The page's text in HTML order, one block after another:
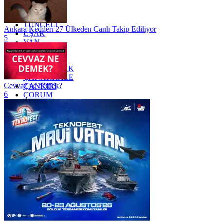
TOKAT
TRABZON
TUNCELİ
UŞAK
VAN
YALOVA
YOZGAT
ZONGULDAK
ÇANAKKALE
ÇANKIRI
ÇORUM
İSTANBUL
İZMİR
ŞANLIURFA
ŞIRNAK
Ankara Kedileri 27 Ülkeden Canlı Takip Ediliyor
5
Cevvaz ne demek?
6